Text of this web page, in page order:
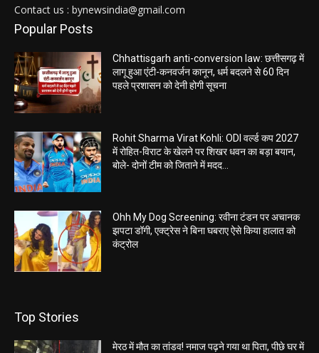
Contact us : bynewsindia@gmail.com
Popular Posts
Chhattisgarh anti-conversion law: छत्तीसगढ़ में
लागू हुआ एंटी-कनवर्जन कानून, धर्म बदलने से 60 दिन
पहले प्रशासन को देनी होगी सूचना
Rohit Sharma Virat Kohli: ODI वर्ल्ड कप 2027
में रोहित-विराट के खेलने पर शिखर धवन का बड़ा बयान,
बोले- दोनों टीम को जिताने में मदद...
Ohh My Dog Screening: रवीना टंडन पर अचानक
झपटा डॉगी, एक्ट्रेस ने बिना घबराए ऐसे किया हालात को
कंट्रोल
Top Stories
मेरठ में मौत का तांडव! नमाज पढ़ने गया था पिता, पीछे घर में